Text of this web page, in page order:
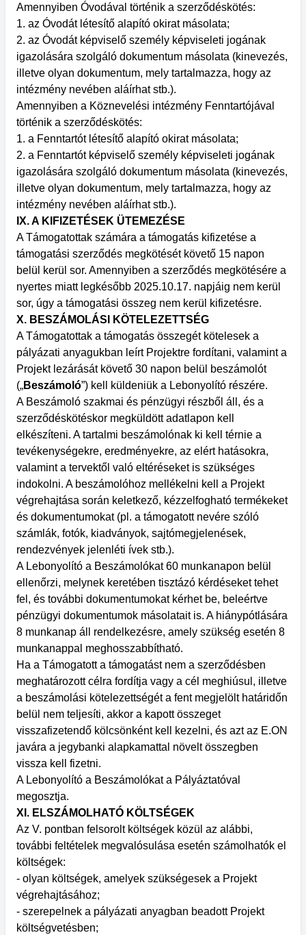
Amennyiben Óvodával történik a szerződéskötés:
1. az Óvodát létesítő alapító okirat másolata;
2. az Óvodát képviselő személy képviseleti jogának
igazolására szolgáló dokumentum másolata (kinevezés,
illetve olyan dokumentum, mely tartalmazza, hogy az
intézmény nevében aláírhat stb.).
Amennyiben a Köznevelési intézmény Fenntartójával
történik a szerződéskötés:
1. a Fenntartót létesítő alapító okirat másolata;
2. a Fenntartót képviselő személy képviseleti jogának
igazolására szolgáló dokumentum másolata (kinevezés,
illetve olyan dokumentum, mely tartalmazza, hogy az
intézmény nevében aláírhat stb.).
IX. A KIFIZETÉSEK ÜTEMEZÉSE
A Támogatottak számára a támogatás kifizetése a
támogatási szerződés megkötését követő 15 napon
belül kerül sor. Amennyiben a szerződés megkötésére a
nyertes miatt legkésőbb 2025.10.17. napjáig nem kerül
sor, úgy a támogatási összeg nem kerül kifizetésre.
X. BESZÁMOLÁSI KÖTELEZETTSÉG
A Támogatottak a támogatás összegét kötelesek a
pályázati anyagukban leírt Projektre fordítani, valamint a
Projekt lezárását követő 30 napon belül beszámolót
(„Beszámoló”) kell küldeniük a Lebonyolító részére.
A Beszámoló szakmai és pénzügyi részből áll, és a
szerződéskötéskor megküldött adatlapon kell
elkészíteni. A tartalmi beszámolónak ki kell térnie a
tevékenységekre, eredményekre, az elért hatásokra,
valamint a tervektől való eltéréseket is szükséges
indokolni. A beszámolóhoz mellékelni kell a Projekt
végrehajtása során keletkező, kézzelfogható termékeket
és dokumentumokat (pl. a támogatott nevére szóló
számlák, fotók, kiadványok, sajtómegjelenések,
rendezvények jelenléti ívek stb.).
A Lebonyolító a Beszámolókat 60 munkanapon belül
ellenőrzi, melynek keretében tisztázó kérdéseket tehet
fel, és további dokumentumokat kérhet be, beleértve
pénzügyi dokumentumok másolatait is. A hiánypótlására
8 munkanap áll rendelkezésre, amely szükség esetén 8
munkanappal meghosszabbítható.
Ha a Támogatott a támogatást nem a szerződésben
meghatározott célra fordítja vagy a cél meghiúsul, illetve
a beszámolási kötelezettségét a fent megjelölt határidőn
belül nem teljesíti, akkor a kapott összeget
visszafizetendő kölcsönként kell kezelni, és azt az E.ON
javára a jegybanki alapkamattal növelt összegben
vissza kell fizetni.
A Lebonyolító a Beszámolókat a Pályáztatóval
megosztja.
XI. ELSZÁMOLHATÓ KÖLTSÉGEK
Az V. pontban felsorolt költségek közül az alábbi,
további feltételek megvalósulása esetén számolhatók el
költségek:
- olyan költségek, amelyek szükségesek a Projekt
végrehajtásához;
- szerepelnek a pályázati anyagban beadott Projekt
költségvetésben;